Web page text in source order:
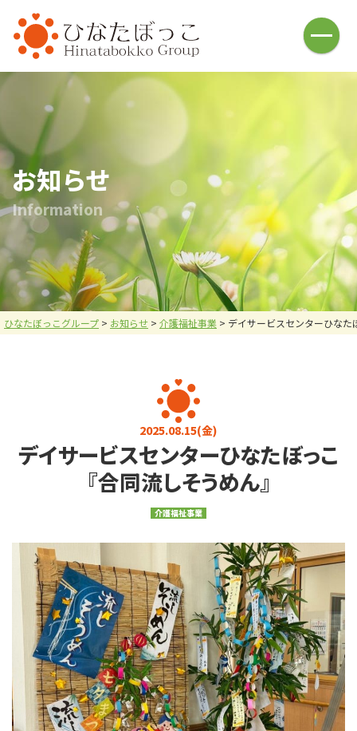
HOME
介護福祉事業
ひなたぼっこ(借宿町)
ひなたぼっこ(中川町)
ひなた庵(⼩俣町)
さんぽ道(⼭下町)
ひなたの広場(五⼗部町)
ひなた⽇和(本城)
ハレノヒ(中川町)
あしかが⻄の杜(⼭下町)
おひさま
名草釣堀
釣堀施設・ヤギ牧場
バーベキュー施設
お問い合わせ
炭焼倶楽部 火炉
メニュー
採用情報 会社案内
介護に関するご相談
080-4760-7823
9:00～17:00 (土日・祝日を除く)
9:00～17:00 (土日・祝日を除く)
メールフォーム
お知らせ
Information
ひなたぼっこグループ > お知らせ > 介護福祉事業 > デイサービスセンターひな
2025.08.15(金)
デイサービスセンターひなたぼっこ
『合同流しそうめん』
介護福祉事業